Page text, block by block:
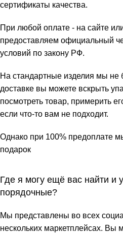
сертификаты качества.
При любой оплате - на сайте
предоставляем официальный
условий по закону РФ.
На стандартные изделия мы не
доставке вы можете вскрыть
посмотреть товар, примерить
если что-то вам не подходит.
Однако при 100% предоплате
подарок
Где я могу ещё вас найти и
порядочные?
Мы представлены во всех
нескольких маркетплейсах. Вы